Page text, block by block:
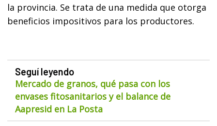
la provincia. Se trata de una medida que otorga
beneficios impositivos para los productores.
Seguí leyendo
Mercado de granos, qué pasa con los
envases fitosanitarios y el balance de
Aapresid en La Posta